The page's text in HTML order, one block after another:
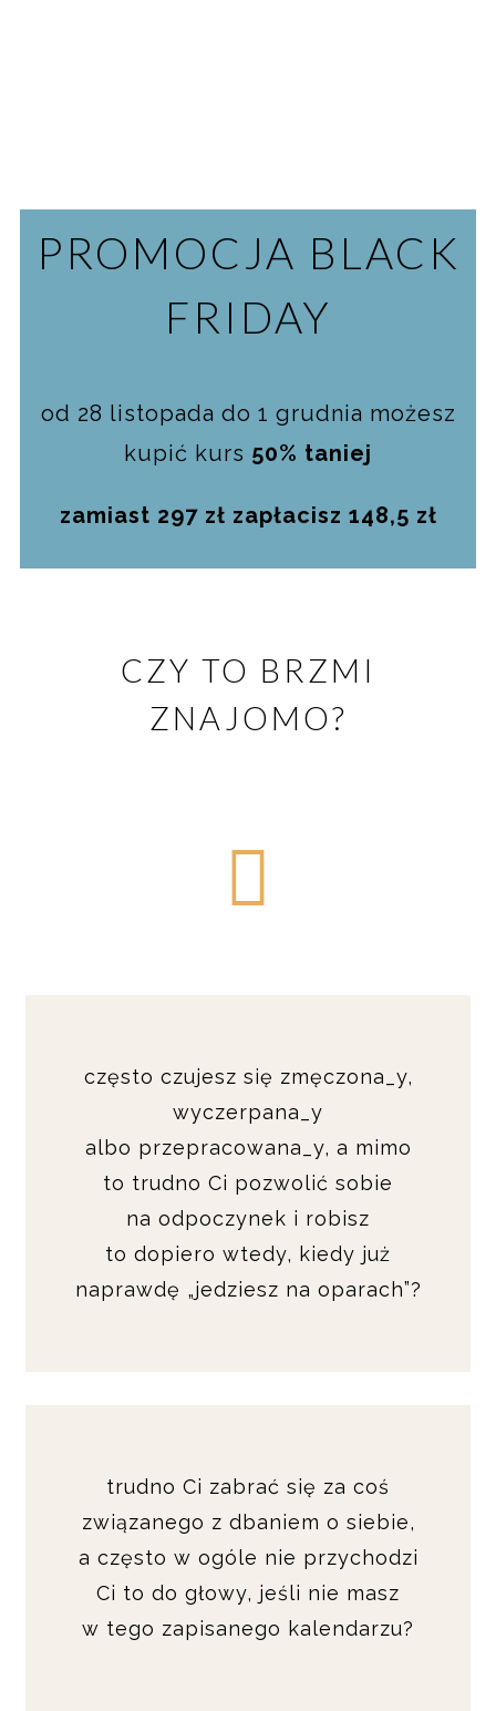
PROMOCJA BLACK
FRIDAY
od 28 listopada do 1 grudnia możesz
kupić kurs 50% taniej
zamiast 297 zł zapłacisz 148,5 zł
CZY TO BRZMI
ZNAJOMO?
często czujesz się zmęczona_y,
wyczerpana_y
albo przepracowana_y, a mimo
to trudno Ci pozwolić sobie
na odpoczynek i robisz
to dopiero wtedy, kiedy już
naprawdę „jedziesz na oparach”?
trudno Ci zabrać się za coś
związanego z dbaniem o siebie,
a często w ogóle nie przychodzi
Ci to do głowy, jeśli nie masz
w tego zapisanego kalendarzu?